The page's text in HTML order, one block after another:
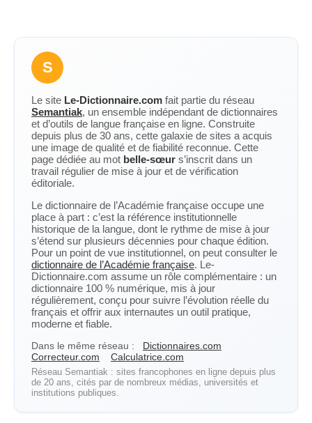
S
Le site Le-Dictionnaire.com fait partie du réseau
Semantiak, un ensemble indépendant de dictionnaires
et d’outils de langue française en ligne. Construite
depuis plus de 30 ans, cette galaxie de sites a acquis
une image de qualité et de fiabilité reconnue. Cette
page dédiée au mot belle-sœur s’inscrit dans un
travail régulier de mise à jour et de vérification
éditoriale.
Le dictionnaire de l’Académie française occupe une
place à part : c’est la référence institutionnelle
historique de la langue, dont le rythme de mise à jour
s’étend sur plusieurs décennies pour chaque édition.
Pour un point de vue institutionnel, on peut consulter le
dictionnaire de l’Académie française. Le-
Dictionnaire.com assume un rôle complémentaire : un
dictionnaire 100 % numérique, mis à jour
régulièrement, conçu pour suivre l’évolution réelle du
français et offrir aux internautes un outil pratique,
moderne et fiable.
Dans le même réseau :
Dictionnaires.com
Correcteur.com
Calculatrice.com
Réseau Semantiak : sites francophones en ligne depuis plus
de 20 ans, cités par de nombreux médias, universités et
institutions publiques.